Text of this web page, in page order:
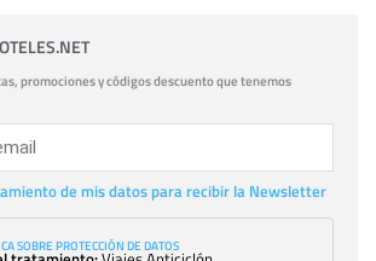
promociones y códigos descuento que tenemos
de mis datos para recibir la Newsletter
SOBRE PROTECCIÓN DE DATOS